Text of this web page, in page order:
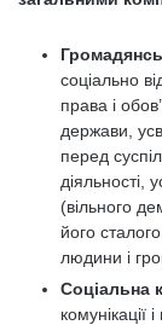
соціально
права і
держави,
перед
діяльності,
(вільного
його
людини і
Соціальна
комунікації